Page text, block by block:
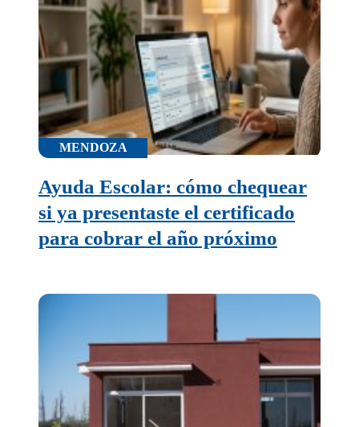
MENDOZA
Ayuda Escolar: cómo chequear
si ya presentaste el certificado
para cobrar el año próximo